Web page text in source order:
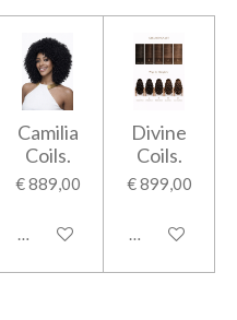
Camilia
Coils.
€ 889,00
Bekijk details
Divine
Coils.
€ 899,00
Bekijk details